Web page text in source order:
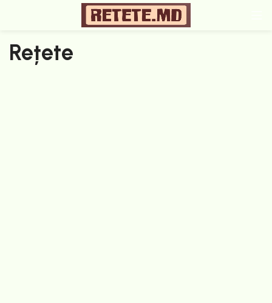
Rețete